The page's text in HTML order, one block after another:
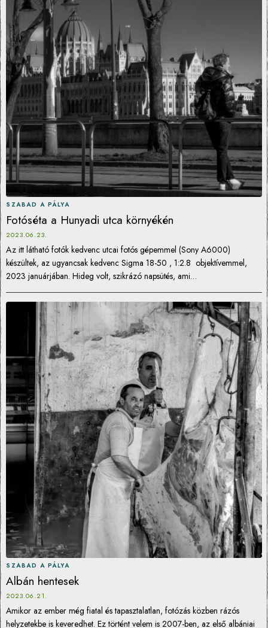
SZABAD A PÁLYA
Fotóséta a Hunyadi utca környékén
2023.06.23.
Az itt látható fotók kedvenc utcai fotós gépemmel (Sony A6000)
készültek, az ugyancsak kedvenc Sigma 18-50 , 1:2.8 objektívemmel,
2023 januárjában. Hideg volt, szikrázó napsütés, ami…
SZABAD A PÁLYA
Albán hentesek
2023.06.21.
Amikor az ember még fiatal és tapasztalatlan, fotózás közben rázós
helyzetekbe is keveredhet. Ez történt velem is 2007-ben, az első albániai